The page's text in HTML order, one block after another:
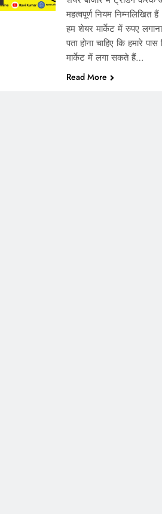
महत्वपूर्ण नियम
हम शेयर मार्केट में रुपए
पता होना चाहिए कि हमारे
मार्केट में लगा सकते हैं…
Read More